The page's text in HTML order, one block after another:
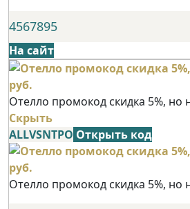
4567895
На сайт
Отелло промокод скидка 5%, но
Скрыть
ALLVSNTPO Открыть код
Отелло промокод скидка 5%, но